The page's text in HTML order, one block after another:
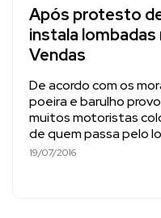
Após protesto
instala
Vendas
De acordo com os
poeira e barulho
muitos motoristas
de quem passa pelo
19/07/2016